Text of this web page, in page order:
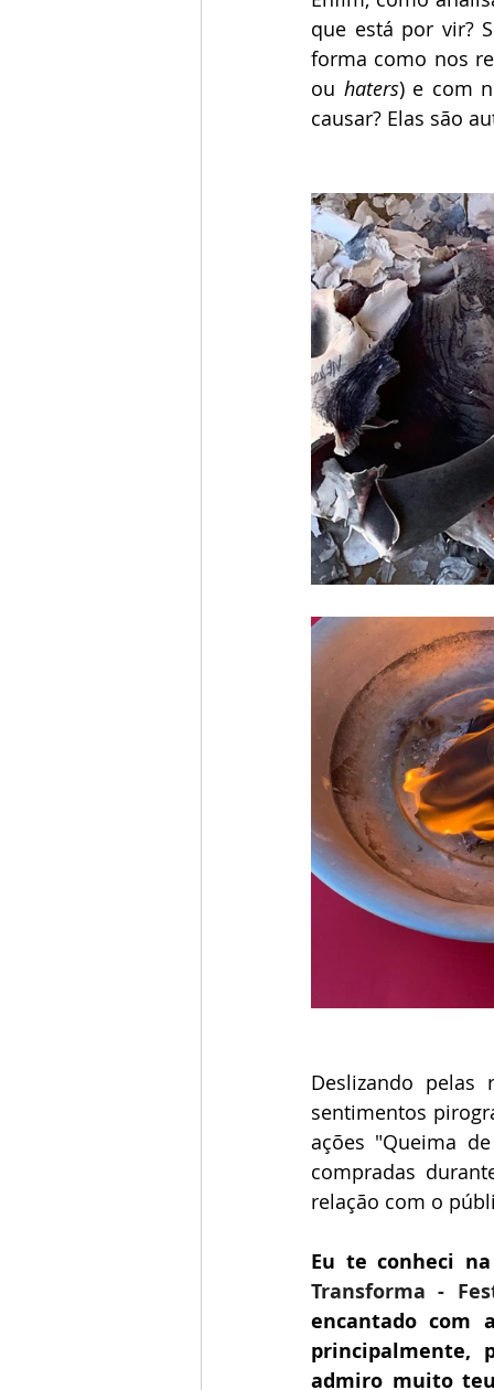
que está por vir?
forma como nos
ou haters) e com
causar? Elas são
Deslizando
sentimentos
ações "Queima
compradas
relação com o
Eu te conheci
Transforma -
encantado com
principalmente,
admiro muito